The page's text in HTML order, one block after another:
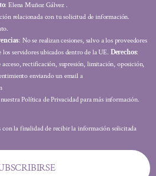
: Elena Muñoz Gálvez .
relacionada con tu solicitud de información.
: No se realizan cesiones, salvo a los proveedores
servidores ubicados dentro de la UE. Derechos:
acceso, rectificación, supresión, limitación, oposición,
enviando un email a
Política de Privacidad para más información.
la finalidad de recibir la información solicitada